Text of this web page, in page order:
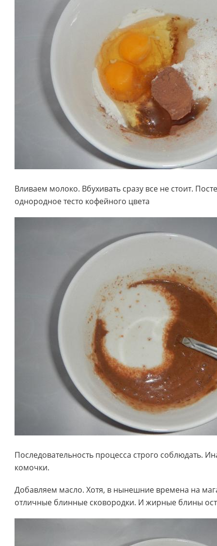
Вливаем молоко. Вбухивать сразу все не стоит.
однородное тесто кофейного цвета
Последовательность процесса строго соблюдать.
комочки.
Добавляем масло. Хотя, в нынешние времена на
отличные блинные сковородки. И жирные блины